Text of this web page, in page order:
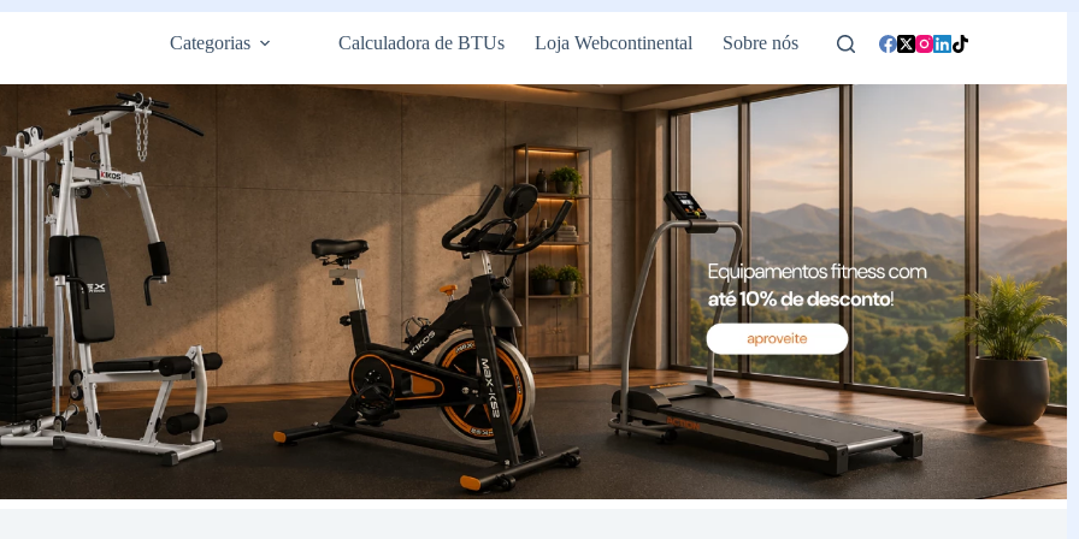
Categorias Calculadora de BTUs Loja Webcontinental Sobre nós